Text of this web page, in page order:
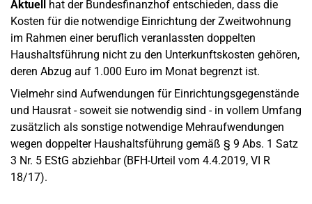
Aktuell hat der Bundesfinanzhof entschieden, dass die
Kosten für die notwendige Einrichtung der Zweitwohnung
im Rahmen einer beruflich veranlassten doppelten
Haushaltsführung nicht zu den Unterkunftskosten gehören,
deren Abzug auf 1.000 Euro im Monat begrenzt ist.
Vielmehr sind Aufwendungen für Einrichtungsgegenstände
und Hausrat - soweit sie notwendig sind - in vollem Umfang
zusätzlich als sonstige notwendige Mehraufwendungen
wegen doppelter Haushaltsführung gemäß § 9 Abs. 1 Satz
3 Nr. 5 EStG abziehbar (BFH-Urteil vom 4.4.2019, VI R
18/17).